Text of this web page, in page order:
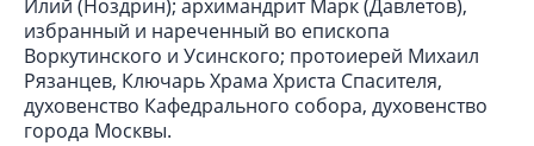
Илий (Ноздрин); архимандрит Марк (Давлетов),
избранный и нареченный во епископа
Воркутинского и Усинского; протоиерей Михаил
Рязанцев, Ключарь Храма Христа Спасителя,
духовенство Кафедрального собора, духовенство
города Москвы.